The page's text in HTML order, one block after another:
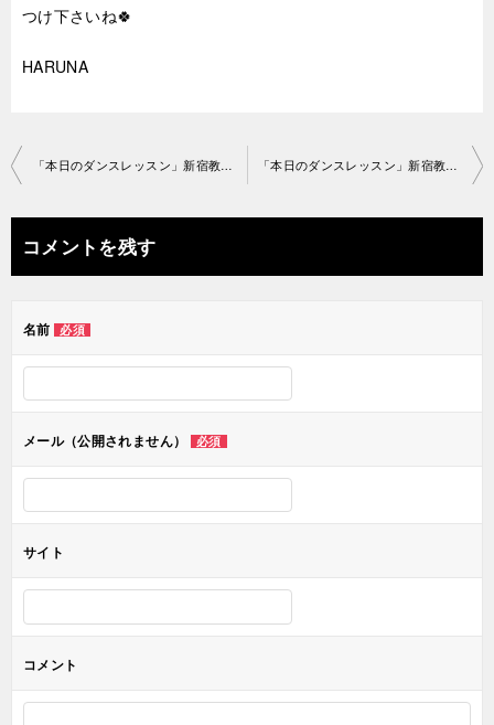
つけ下さいね🍀
HARUNA
投
ナ
ビ
ー
ン
コメントを残す
名前 必須
メール（公開されません） 必須
サイト
コメント